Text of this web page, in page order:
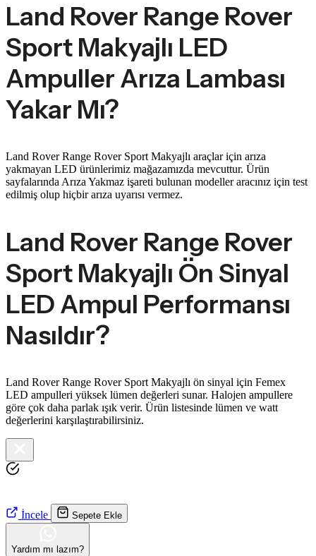
Land Rover Range Rover
Sport Makyajlı LED
Ampuller Arıza Lambası
Yakar Mı?
Land Rover Range Rover Sport Makyajlı araçlar için arıza
yakmayan LED ürünlerimiz mağazamızda mevcuttur. Ürün
sayfalarında Arıza Yakmaz işareti bulunan modeller aracınız için test
edilmiş olup hiçbir arıza uyarısı vermez.
Land Rover Range Rover
Sport Makyajlı Ön Sinyal
LED Ampul Performansı
Nasıldır?
Land Rover Range Rover Sport Makyajlı ön sinyal için Femex
LED ampulleri yüksek lümen değerleri sunar. Halojen ampullere
göre çok daha parlak ışık verir. Ürün listesinde lümen ve watt
değerlerini karşılaştırabilirsiniz.
İncele Sepete Ekle
Yardım mı lazım?